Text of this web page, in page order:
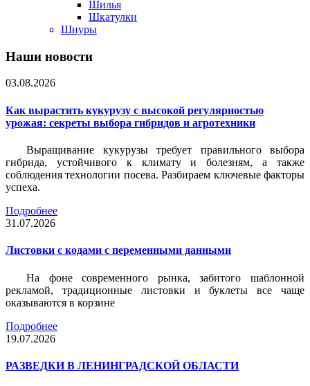
Шилья
Шкатулки
Шнуры
Наши новости
03.08.2026
Как вырастить кукурузу с высокой регулярностью
урожая: секреты выбора гибридов и агротехники
Выращивание кукурузы требует правильного выбора
гибрида, устойчивого к климату и болезням, а также
соблюдения технологии посева. Разбираем ключевые факторы
успеха.
Подробнее
31.07.2026
Листовки c кодами с переменными данными
На фоне современного рынка, забитого шаблонной
рекламой, традиционные листовки и буклеты все чаще
оказываются в корзине
Подробнее
19.07.2026
РАЗВЕДКИ В ЛЕНИНГРАДСКОЙ ОБЛАСТИ